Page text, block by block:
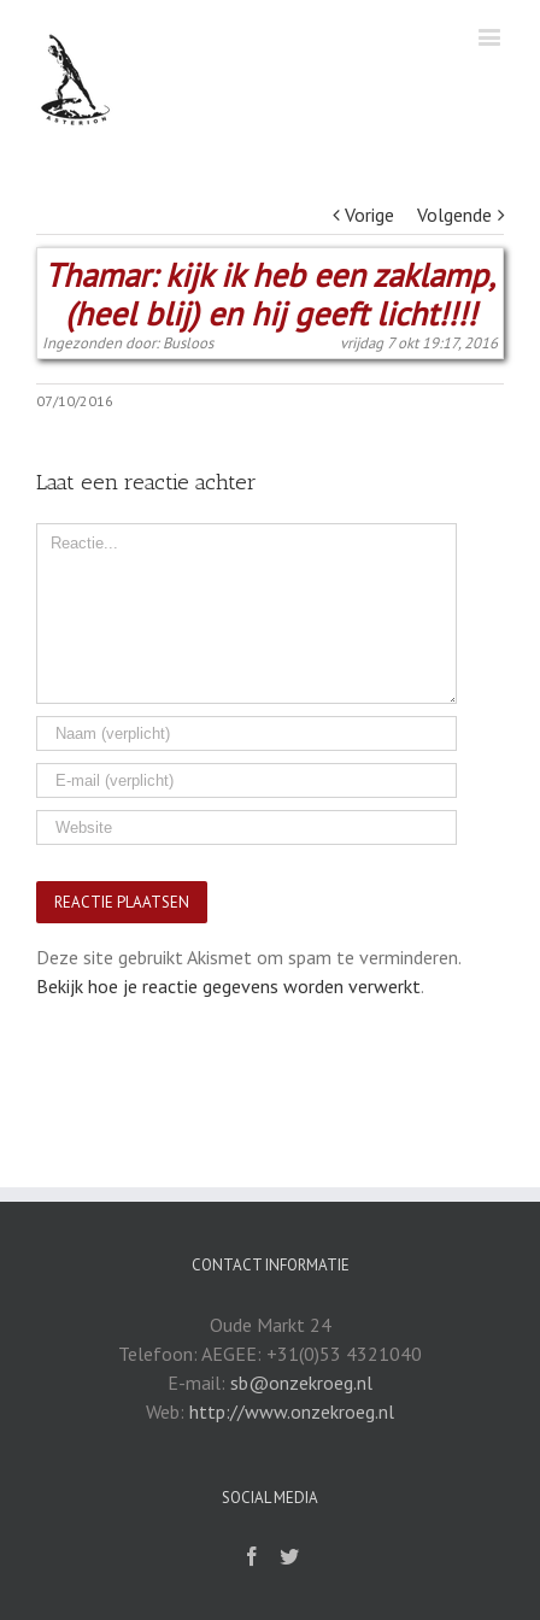
Vorige Volgende
Thamar: kijk ik heb een zaklamp,
(heel blij) en hij geeft licht!!!!
Ingezonden door: Busloos vrijdag 7 okt 19:17, 2016
07/10/2016
Laat een reactie achter
Comment
Deze site gebruikt Akismet om spam te verminderen.
Bekijk hoe je reactie gegevens worden verwerkt.
CONTACT INFORMATIE
Oude Markt 24
Telefoon: AEGEE: +31(0)53 4321040
E-mail: sb@onzekroeg.nl
Web: http://www.onzekroeg.nl
SOCIAL MEDIA